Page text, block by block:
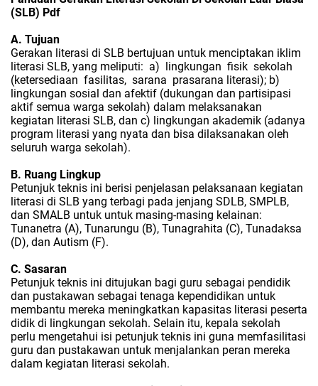
(SLB) Pdf
A. Tujuan
Gerakan literasi di SLB bertujuan untuk menciptakan iklim
literasi SLB, yang meliputi: a) lingkungan fisik sekolah
(ketersediaan fasilitas, sarana prasarana literasi); b)
lingkungan sosial dan afektif (dukungan dan partisipasi
aktif semua warga sekolah) dalam melaksanakan
kegiatan literasi SLB, dan c) lingkungan akademik (adanya
program literasi yang nyata dan bisa dilaksanakan oleh
seluruh warga sekolah).
B. Ruang Lingkup
Petunjuk teknis ini berisi penjelasan pelaksanaan kegiatan
literasi di SLB yang terbagi pada jenjang SDLB, SMPLB,
dan SMALB untuk untuk masing-masing kelainan:
Tunanetra (A), Tunarungu (B), Tunagrahita (C), Tunadaksa
(D), dan Autism (F).
C. Sasaran
Petunjuk teknis ini ditujukan bagi guru sebagai pendidik
dan pustakawan sebagai tenaga kependidikan untuk
membantu mereka meningkatkan kapasitas literasi peserta
didik di lingkungan sekolah. Selain itu, kepala sekolah
perlu mengetahui isi petunjuk teknis ini guna memfasilitasi
guru dan pustakawan untuk menjalankan peran mereka
dalam kegiatan literasi sekolah.